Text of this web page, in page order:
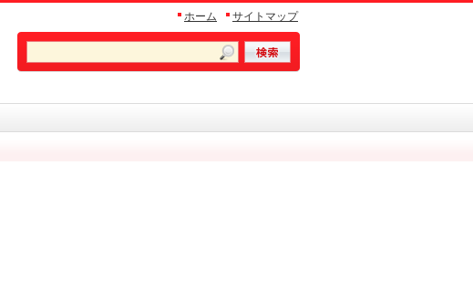
ホーム サイトマップ